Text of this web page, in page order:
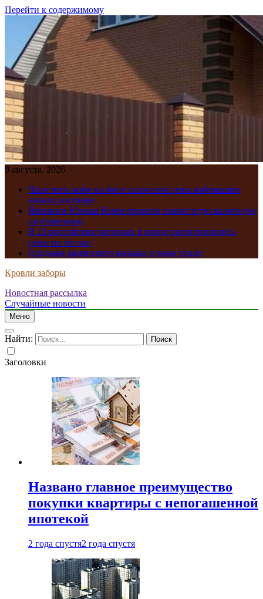
Перейти к содержимому
9 августа, 2026
Чаще пить кофе на фоне снижения цены кофемашин
начали россияне
Япония и Южная Корея провели совместную валютную
интервенцию
В 23 российских регионах в конце июля снизились
цены на бензин
Продажи армянского коньяка и вина упали
Кровли заборы
Новостная рассылка
Случайные новости
Меню
Найти:
Заголовки
Названо главное преимущество
покупки квартиры с непогашенной
ипотекой
2 года спустя2 года спустя